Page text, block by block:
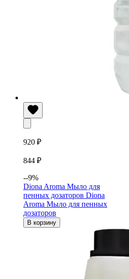
920 ₽
844 ₽
--9%
Diona Aroma Мыло для
пенных дозаторов Diona
Aroma Мыло для пенных
дозаторов
В корзину